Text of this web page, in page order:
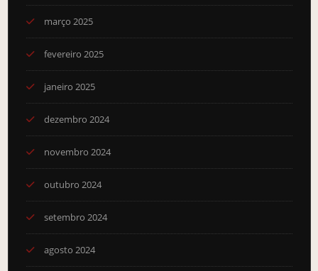
março 2025
fevereiro 2025
janeiro 2025
dezembro 2024
novembro 2024
outubro 2024
setembro 2024
agosto 2024